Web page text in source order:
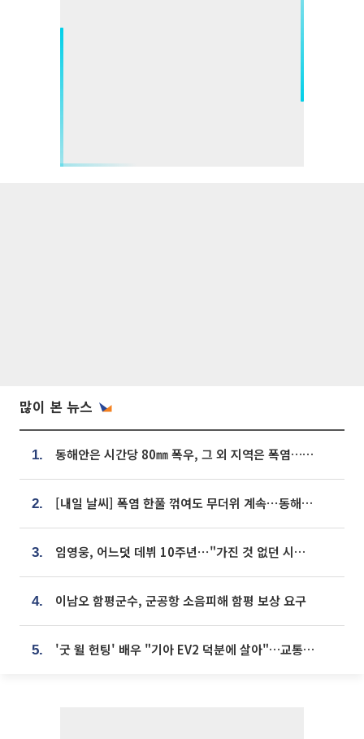
많이 본 뉴스
1. 동해안은 시간당 80㎜ 폭우, 그 외 지역은 폭염…‘극과 극 날씨’
2. [내일 날씨] 폭염 한풀 꺾여도 무더위 계속⋯동해안 이틀 연속 비
3. 임영웅, 어느덧 데뷔 10주년⋯"가진 것 없던 시절, 내 앞엔 20명의 팬뿐"
4. 이남오 함평군수, 군공항 소음피해 함평 보상 요구
5. '굿 윌 헌팅' 배우 "기아 EV2 덕분에 살아"…교통사고 후 안전성 극찬